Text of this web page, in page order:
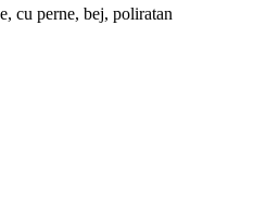
cu perne, bej, poliratan